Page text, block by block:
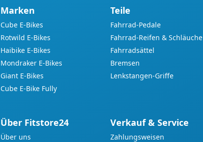
Marken
Cube E-Bikes
Rotwild E-Bikes
Haibike E-Bikes
Mondraker E-Bikes
Giant E-Bikes
Cube E-Bike Fully
Teile
Fahrrad-Pedale
Fahrrad-Reifen & Schläuche
Fahrradsättel
Bremsen
Lenkstangen-Griffe
Über Fitstore24
Über uns
Verkauf & Service
Zahlungsweisen